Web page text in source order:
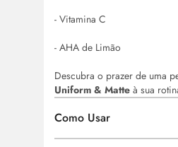
- Vitamina C
- AHA de Limão
Descubra o prazer de uma
Uniform & Matte à sua
Como Usar